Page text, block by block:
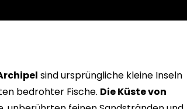
sind ursprüngliche kleine Inseln
bedrohter Fische. Die Küste von